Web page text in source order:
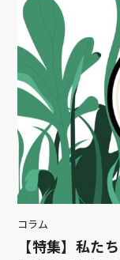
コラム
【特集】私た